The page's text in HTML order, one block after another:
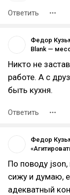
Ответить
Федор
Никто не
работе. А с
быть кухня.
Ответить
Федор
По поводу
сижу и думаю,
адекватный